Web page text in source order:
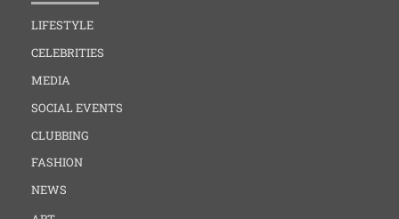
LIFESTYLE
CELEBRITIES
MEDIA
SOCIAL EVENTS
CLUBBING
FASHION
NEWS